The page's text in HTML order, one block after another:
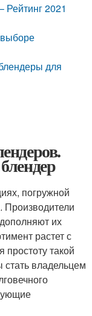
Рейтинг 2021
для
погружной
их
растет с
такой
владельцем